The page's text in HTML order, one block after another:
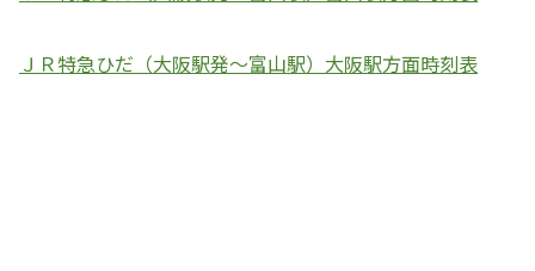
ＪＲ特急ひだ（大阪駅発～富山駅）大阪駅方面時刻表